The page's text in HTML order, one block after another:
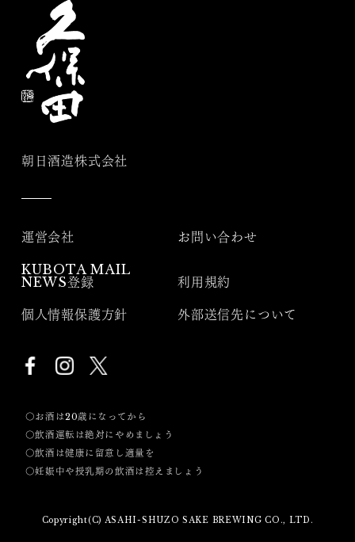
朝日酒造株式会社
運営会社 お問い合わせ
KUBOTA MAIL
NEWS登録
利用規約
個人情報保護方針 外部送信先について
〇お酒は20歳になってから
〇飲酒運転は絶対にやめましょう
〇飲酒は健康に留意し適量を
〇妊娠中や授乳期の飲酒は控えましょう
Copyright(C) ASAHI-SHUZO SAKE BREWING CO., LTD.